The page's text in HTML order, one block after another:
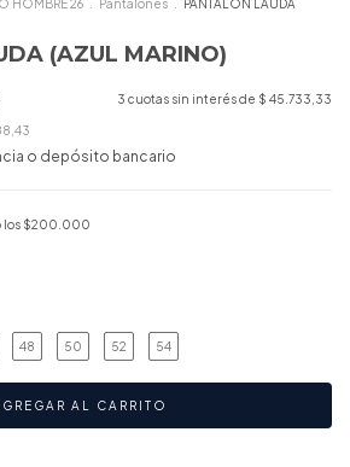
HOMBRE 26 Pantalones
PANTALON LAUDA
(AZUL MARINO)
3 cuotas sin interés de $ 45.733,33
o depósito bancario
los $200.000
48 50 52 54